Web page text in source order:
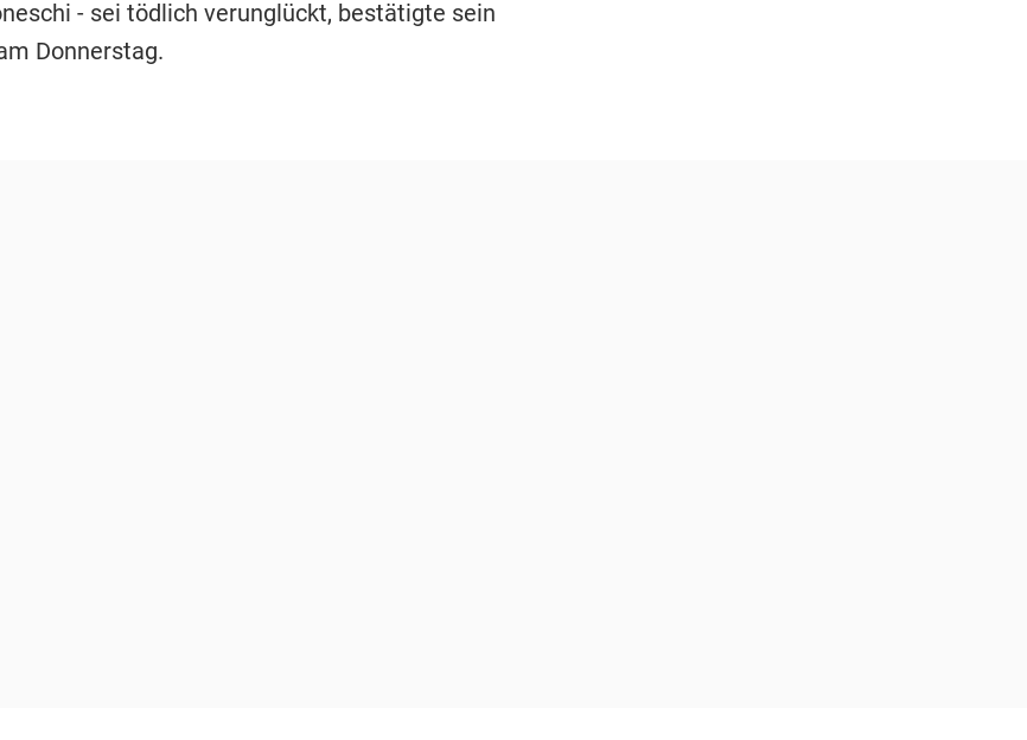
- sei tödlich verunglückt, bestätigte sein
Donnerstag.